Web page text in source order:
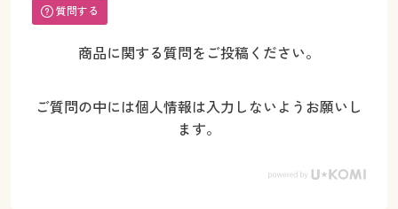
質問する
商品に関する質問をご投稿ください。
ご質問の中には個人情報は入力しないようお願いし
ます。